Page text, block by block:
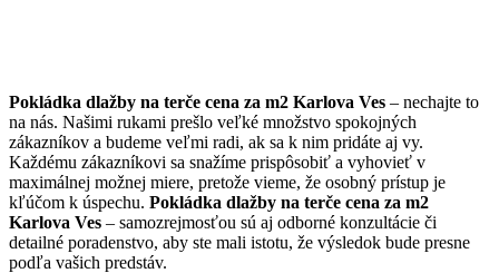
Pokládka dlažby na terče cena za m2 Karlova Ves – nechajte to
na nás. Našimi rukami prešlo veľké množstvo spokojných
zákazníkov a budeme veľmi radi, ak sa k nim pridáte aj vy.
Každému zákazníkovi sa snažíme prispôsobiť a vyhovieť v
maximálnej možnej miere, pretože vieme, že osobný prístup je
kľúčom k úspechu. Pokládka dlažby na terče cena za m2
Karlova Ves – samozrejmosťou sú aj odborné konzultácie či
detailné poradenstvo, aby ste mali istotu, že výsledok bude presne
podľa vašich predstáv.